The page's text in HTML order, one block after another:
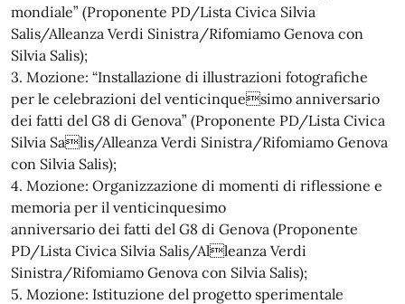
mondiale” (Proponente PD/Lista Civica Silvia
Salis/Alleanza Verdi Sinistra/Rifomiamo Genova con
Silvia Salis);
3. Mozione: “Installazione di illustrazioni fotografiche
per le celebrazioni del venticinquesimo anniversario
dei fatti del G8 di Genova” (Proponente PD/Lista Civica
Silvia Salis/Alleanza Verdi Sinistra/Rifomiamo Genova
con Silvia Salis);
4. Mozione: Organizzazione di momenti di riflessione e
memoria per il venticinquesimo
anniversario dei fatti del G8 di Genova (Proponente
PD/Lista Civica Silvia Salis/Alleanza Verdi
Sinistra/Rifomiamo Genova con Silvia Salis);
5. Mozione: Istituzione del progetto sperimentale